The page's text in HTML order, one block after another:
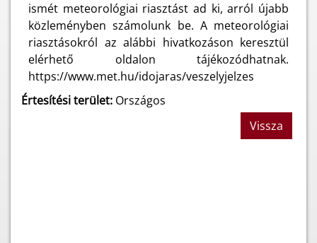
ismét meteorológiai riasztást ad ki, arról újabb
közleményben számolunk be. A meteorológiai
riasztásokról az alábbi hivatkozáson keresztül
elérhető oldalon tájékozódhatnak.
https://www.met.hu/idojaras/veszelyjelzes
Értesítési terület: Országos
Vissza